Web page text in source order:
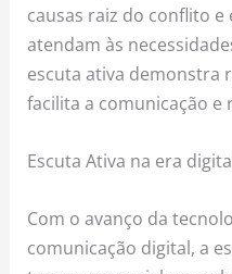
causas raiz do conflito
atendam às
escuta ativa demonstra
facilita a comunicação e
Escuta Ativa na era
Com o avanço da
comunicação digital, a